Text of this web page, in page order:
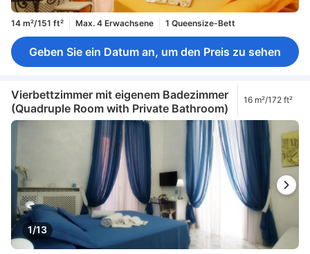
14 m²/151 ft² Max. 4 Erwachsene 1 Queensize-Bett
Geben Sie ein Datum an, um den Preis zu sehen
Vierbettzimmer mit eigenem Badezimmer
(Quadruple Room with Private Bathroom)
16 m²/172 ft²
1/13